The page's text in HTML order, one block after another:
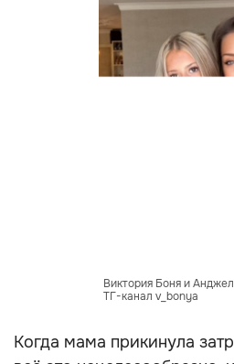
Виктория Боня и
ТГ-канал v_bonya
Когда мама прикинула